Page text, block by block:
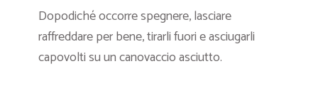
Dopodiché occorre spegnere, lasciare
raffreddare per bene, tirarli fuori e asciugarli
capovolti su un canovaccio asciutto.